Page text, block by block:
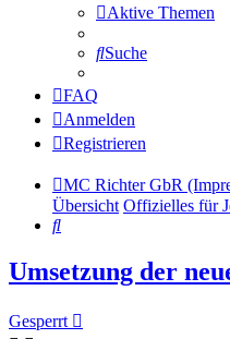
Aktive Themen
Suche
FAQ
Anmelden
Registrieren
MC Richter GbR
Übersicht Offizielles für
Suche
Umsetzung der
Gesperrt